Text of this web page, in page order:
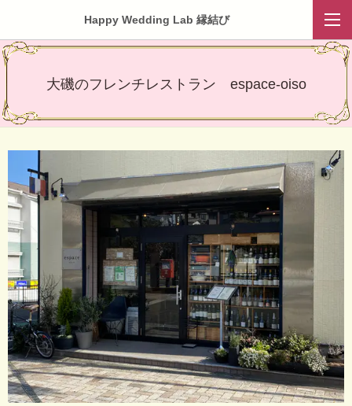
Happy Wedding Lab 縁結び
大磯のフレンチレストラン espace-oiso